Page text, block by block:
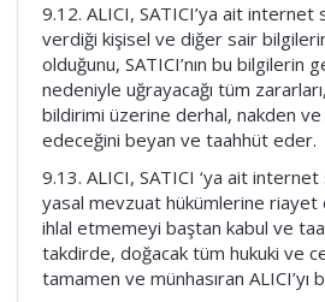
9.12. ALICI, SATICI’ya ait
verdiği kişisel ve diğer sair
olduğunu, SATICI’nın bu bilgilerin
nedeniyle uğrayacağı tüm zararları,
bildirimi üzerine derhal, nakden
edeceğini beyan ve taahhüt eder.
9.13. ALICI, SATICI ‘ya ait internet
yasal mevzuat hükümlerine riayet
ihlal etmemeyi baştan kabul ve
takdirde, doğacak tüm hukuki ve
tamamen ve münhasıran ALICI’yı